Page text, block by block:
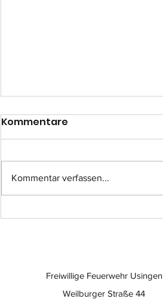
Einsatzübung im
Kommentare
Kommentar verfassen...
Freiwillige Feuerwehr Usingen
Weilburger Straße 44